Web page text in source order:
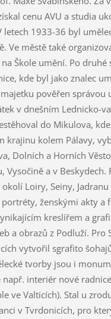
cenu AVU a studia
letech 1933-36 byl
Ve městě také
Škole umění. Po druhé
kde byl jako znalec
pověřen správou
v dnešním Lednicko-
do Mikulova,
krajinu kolem Pálavy,
Dolních a Horních
Vysočině a v Beskydech.
Loiry, Seiny,
portréty, ženskými akty a
kreslířem a
a obrazů z Podluží. Pro
vytvořil sgrafito
tvorby jsou i
interiér nové
ve Valticích). Stal u
v Tvrdonicích, pro